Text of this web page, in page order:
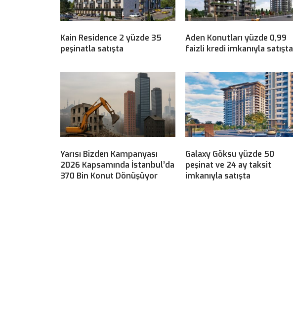
Kain Residence 2 yüzde 35
peşinatla satışta
Aden Konutları yüzde 0,99
faizli kredi imkanıyla satışta
Yarısı Bizden Kampanyası
2026 Kapsamında İstanbul’da
370 Bin Konut Dönüşüyor
Galaxy Göksu yüzde 50
peşinat ve 24 ay taksit
imkanıyla satışta